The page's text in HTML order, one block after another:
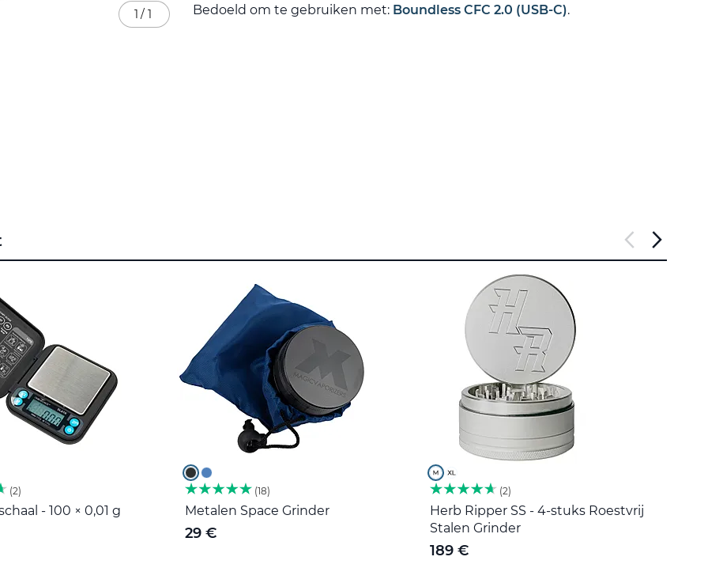
Bedoeld om te gebruiken met: Boundless CFC 2.0 (USB-C).
1 / 1
2
- 100 × 0,01 g
18
Metalen Space Grinder
29 €
2
Herb Ripper SS - 4-stuks Roestvrij
Stalen Grinder
189 €